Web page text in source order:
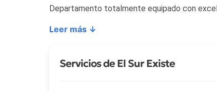
Departamento totalmente equipado con
Leer más ↓
Servicios de El Sur Existe